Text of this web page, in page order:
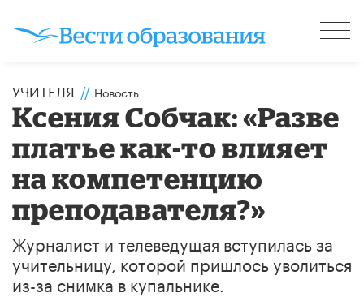
УЧИТЕЛЯ // Новость
Ксения Собчак: «Разве
платье как-то влияет
на компетенцию
преподавателя?»
Журналист и телеведущая вступилась за
учительницу, которой пришлось уволиться
из-за снимка в купальнике.